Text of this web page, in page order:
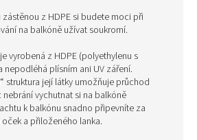
z HDPE si budete moci při
na balkóně užívat soukromí.
vyrobená z HDPE (polyethylenu s
nepodléhá plísním ani UV záření.
struktura její látky umožňuje průchod
vychutnat si na balkóně
k balkónu snadno připevníte za
a přiloženého lanka.